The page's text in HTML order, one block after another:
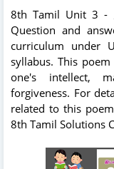
8th Tamil Unit 3 -
Question and
curriculum under
syllabus. This
one's intellect,
forgiveness. For
related to this
8th Tamil Solutions